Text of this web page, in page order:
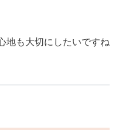
地も大切にしたいですね